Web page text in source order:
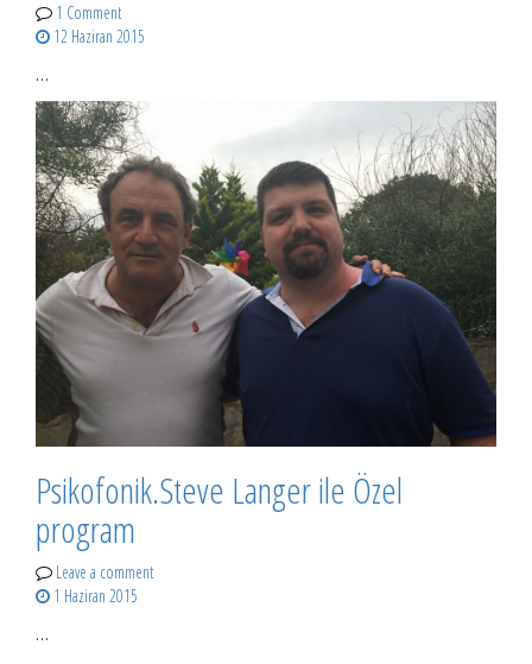
1 Comment
12 Haziran 2015
…
Psikofonik.Steve Langer ile Özel
program
Leave a comment
1 Haziran 2015
…